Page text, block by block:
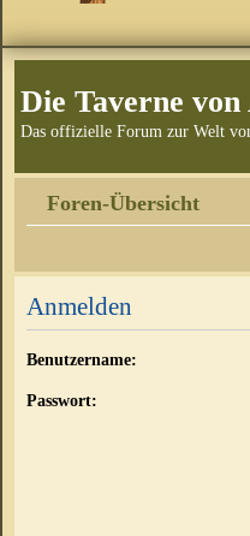
Die Taverne
Das offizielle Forum zur Welt
Foren-Übersicht
Anmelden
Benutzername:
Passwort: